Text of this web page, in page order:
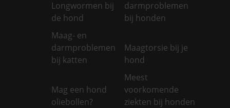
Longwormen bij
de hond
darmproblemen
bij honden
Maag- en
darmproblemen
bij katten
Maagtorsie bij je
hond
Mag een hond
oliebollen?
Meest
voorkomende
ziekten bij honden